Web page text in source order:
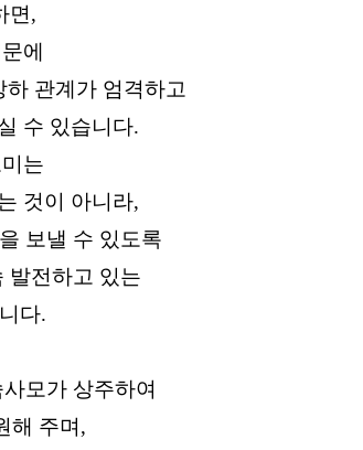
면,
에
관계가 엄격하고
수 있습니다.
는
것이 아니라,
보낼 수 있도록
발전하고 있는
다.
모가 상주하여
해 주며,